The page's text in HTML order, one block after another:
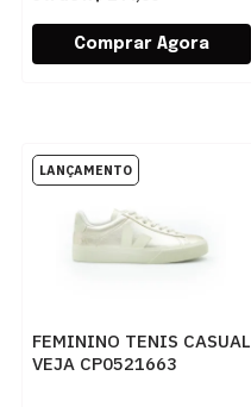
FEMININO TENIS CASUAL
VEJA CP0521663